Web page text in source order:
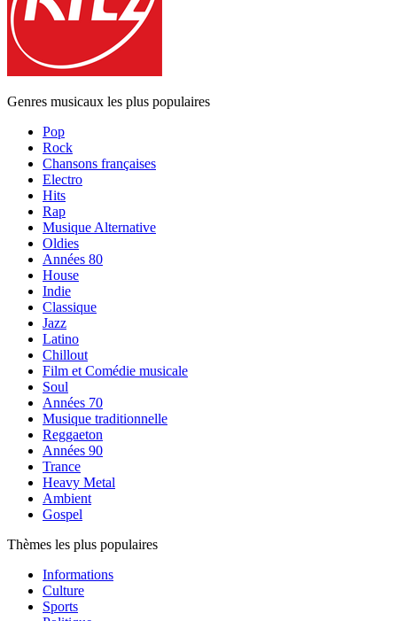
Genres musicaux les plus populaires
Pop
Rock
Chansons françaises
Electro
Hits
Rap
Musique Alternative
Oldies
Années 80
House
Indie
Classique
Jazz
Latino
Chillout
Film et Comédie musicale
Soul
Années 70
Musique traditionnelle
Reggaeton
Années 90
Trance
Heavy Metal
Ambient
Gospel
Thèmes les plus populaires
Informations
Culture
Sports